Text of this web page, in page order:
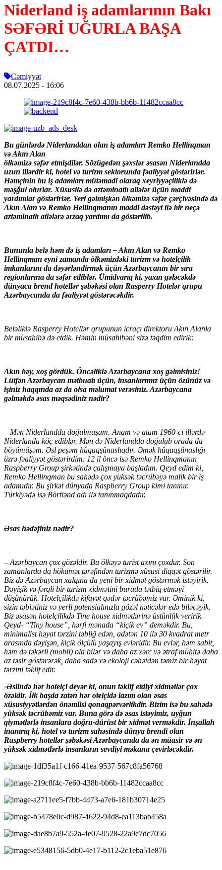
Niderland iş adamlarının Bakı
SƏFƏRİ UĞURLA BAŞA
ÇATDI…
Cəmiyyət
08.07.2025 - 16:06
Bu günlərdə Niderlanddan olan iş adamları Remko Hellinqman
və Akın Alan
ölkəmizə səfər etmişdilər. Sözügedən şəxslər əsasən Niderlandda
uzun illərdir ki, hotel və turizm sektorunda fəaliyyət göstərirlər.
Həmçinin bu iş adamları mütəmadi olaraq xeyriyyəçiliklə də
məşğul olurlar. Xüsusilə də aztəminatlı ailələr üçün maddi
yardımlar göstərirlər. Yeri gəlmişkən ölkəmizə səfər çərçivəsində də
Akın Alan və Remko Hellinqmanın maddi dəstəyi ilə bir neçə
aztəminatlı ailələrə ərzaq yardımı da göstərilib.
Bununla belə həm də iş adamları – Akın Alan və Remko
Hellinqman eyni zamanda ölkəmizdəki turizm və hotelçilik
imkanlarını da dəyərləndirmək üçün Azərbaycanın bir sıra
regionlarına da səfər ediblər. Ümidvarıq ki, yaxın gələcəkdə
dünyaca brend hotellər şəbəkəsi olan Rasperry Hotelər qrupu
Azərbaycanda da fəaliyyət göstərəcəkdir.
Beləliklə Rasperry Hotellər qrupunun icraçı direktoru Akın Alanla
bir müsahibə də etdik. Həmin müsahibəni sizə təqdim edirik:
Akın bəy, xoş gördük. Öncəliklə Azərbaycana xoş gəlmisiniz!
Lütfən Azərbaycan mətbuatı üçün, insanlarımız üçün özünüz və
işiniz haqqında az da olsa məlumat verəsiniz. Azərbaycana
gəlməkdə əsas məqsədiniz nədir?
– Mən Niderlandda doğulmuşam. Anam və atam 1960-cı illərdə
Niderlanda köç ediblər. Mən də Niderlandda doğulub orada da
böyümüşəm. Əsl peşəm hüquqşünaslıqdır. Əmək hüquqşünaslığı
üzrə fəaliyyət göstərirdim. 12 il öncə isə Remko Hellinqmanın
Raspberry Group şirkətində çalışmaya başladım. Qeyd edim ki,
Remko Hellinqman bu sahədə çox yüksək təcrübəyə malik bir iş
adamıdır. Bu şirkət dünyada Raspberry Group kimi tanınır.
Türkiyədə isə Börtlənd adı ilə tanınmaqdadır.
Əsas hədəfiniz nədir?
– Azərbaycan çox gözəldir. Bu ölkəyə turist axını çoxdur. Son
zamanlarda da hökumət tərəfindən turizmə xüsusi diqqət göstərilir.
Biz də Azərbaycan xalqına da yeni bir xidmət göstərmək istəyirik.
Dəyişik və fərqli bir turizm xidmətini burada tətbiq etməyi
düşünürük. Hotelçilikdə kifayət qədər təcrübəmiz var. Əminik ki,
sizin təbiətiniz və yerli potensialınızla gözəl nəticələr edə biləcəyik.
Biz əsasən hotelçilikdə Tine house xidmətlərinə üstünlük veririk.
Qeyd- “Tiny house”, hərfi mənada “kiçik ev” deməkdir. Bu,
minimalist həyat tərzini təbliğ edən, adətən 10 ilə 30 kvadrat metr
arasında dəyişən, kiçik ölçülü yaşayış evləridir. Bu evlər, həm sabit,
həm də təkərli (mobil) ola bilər və daha az xərc və ətraf mühitə daha
az təsir göstərərək, daha sadə və ekoloji cəhətdən təmiz bir həyat
tərzini təklif edir.
-Əslində hər hotelçi deyər ki, onun təklif etdiyi xidmətlər çox
özəldir. İlk başda zatən hər otelçidə lazım olan əsas
xüsusiyyətlərdən önəmlisi qonaqpərvərlikdir. Bizim isə bu sahədə
yüksək təcrübəmiz var. Buna görə də əsas istəyimiz, uyğun
qiymətlərlə insanlara doğru-dürüst bir xidmət verməkdir. İnşallah
inanırıq ki, hotel və turizm sahəsində dünya brendi olan
Raspberry hotellər şəbəkəsi Azərbaycanda da ən müasir və ən
yüksək xidmətlərlə insanların sevdiyi məkana çevirləcəkdir.